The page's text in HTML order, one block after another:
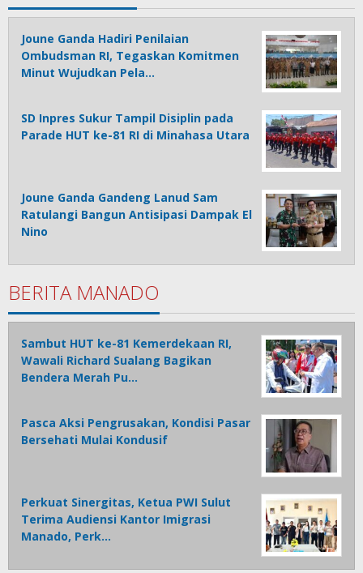
Joune Ganda Hadiri Penilaian
Ombudsman RI, Tegaskan Komitmen
Minut Wujudkan Pela…
SD Inpres Sukur Tampil Disiplin pada
Parade HUT ke-81 RI di Minahasa Utara
Joune Ganda Gandeng Lanud Sam
Ratulangi Bangun Antisipasi Dampak El
Nino
BERITA MANADO
Sambut HUT ke-81 Kemerdekaan RI,
Wawali Richard Sualang Bagikan
Bendera Merah Pu…
Pasca Aksi Pengrusakan, Kondisi Pasar
Bersehati Mulai Kondusif
Perkuat Sinergitas, Ketua PWI Sulut
Terima Audiensi Kantor Imigrasi
Manado, Perk…